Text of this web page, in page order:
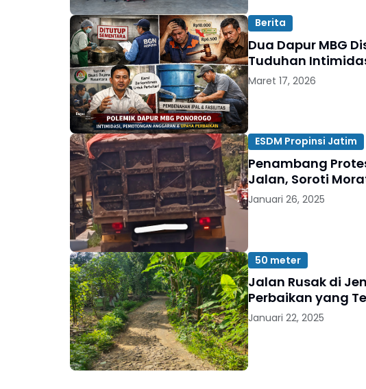
Berita
Dua Dapur MBG
Tuduhan
Maret 17, 2026
ESDM Propinsi Jatim
Penambang
Jalan, Soroti
Januari 26, 2025
50 meter
Jalan Rusak di
Perbaikan yang
Januari 22, 2025